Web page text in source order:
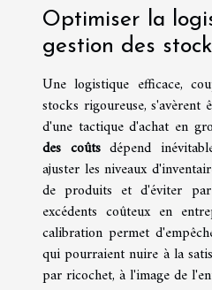
Optimiser la
gestion des
Une logistique efficace,
stocks rigoureuse, s'avèrent
d'une tactique d'achat en
des coûtsdépend
ajuster les niveaux
de produits et d'éviter
excédents coûteux en
calibration permet
qui pourraient nuire à la
par ricochet, à l'image de